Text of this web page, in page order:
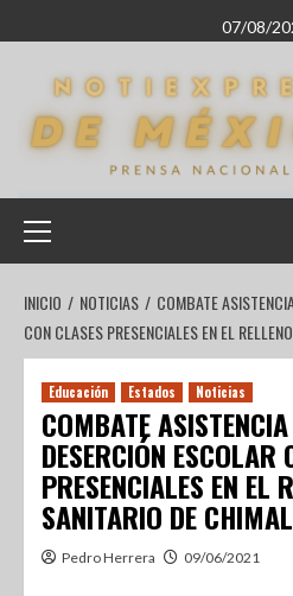
07/08/
INICIO NOTICIAS
COMBATE
CON CLASES PRESENCIALES EN EL
Educación Estados Noticias
COMBATE
DESERCIÓN ESCOLAR
PRESENCIALES EN EL
SANITARIO DE
Pedro Herrera 09/06/2021